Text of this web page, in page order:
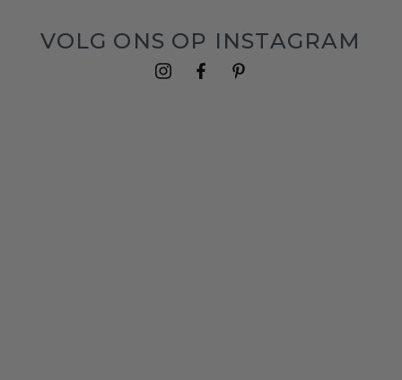
VOLG ONS OP INSTAGRAM